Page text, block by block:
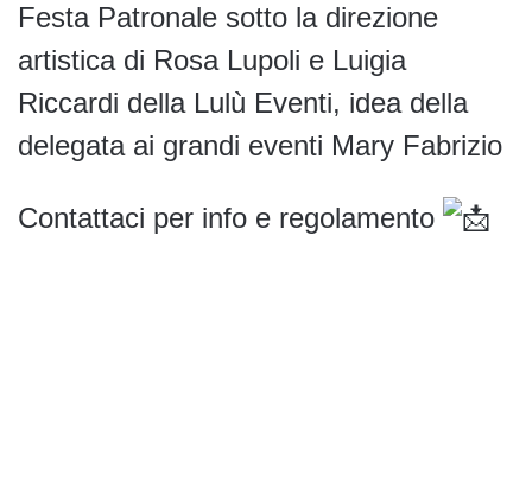
Festa Patronale sotto la direzione
artistica di Rosa Lupoli e Luigia
Riccardi della Lulù Eventi, idea della
delegata ai grandi eventi Mary Fabrizio
Contattaci per info e regolamento